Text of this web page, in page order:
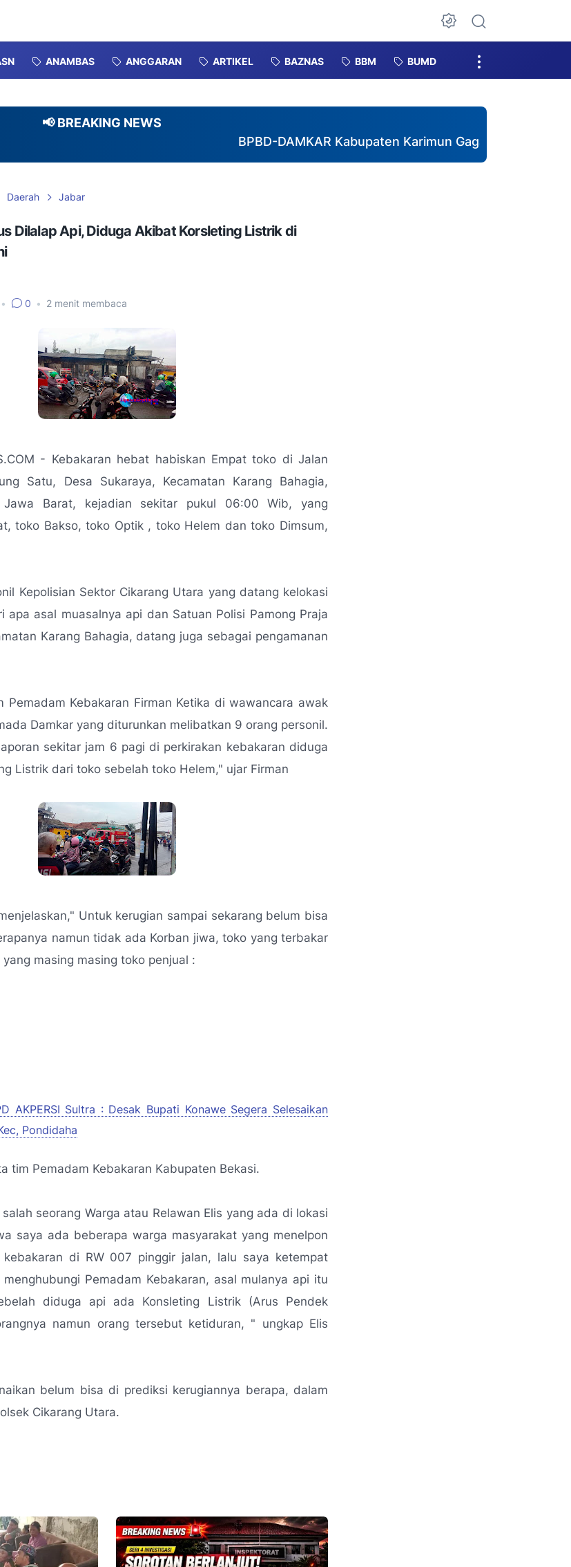
Dark Mode
ANAMBAS ANGGARAN ARTIKEL BAZNAS BBM BUMD
📢 BREAKING NEWS
BPBD-DAMKAR Kabupaten Karimun Gagas Pembentukan
Daerah Jabar
Dilalap Api, Diduga Akibat Korsleting Listrik di
• 0 • 2 menit membaca
- Kebakaran hebat habiskan Empat toko di Jalan
Satu, Desa Sukaraya, Kecamatan Karang Bahagia,
Jawa Barat, kejadian sekitar pukul 06:00 Wib, yang
toko Bakso, toko Optik , toko Helem dan toko Dimsum,
Kepolisian Sektor Cikarang Utara yang datang kelokasi
apa asal muasalnya api dan Satuan Polisi Pamong Praja
Karang Bahagia, datang juga sebagai pengamanan
Pemadam Kebakaran Firman Ketika di wawancara awak
Damkar yang diturunkan melibatkan 9 orang personil.
sekitar jam 6 pagi di perkirakan kebakaran diduga
Listrik dari toko sebelah toko Helem," ujar Firman
Untuk kerugian sampai sekarang belum bisa
namun tidak ada Korban jiwa, toko yang terbakar
masing masing toko penjual :
AKPERSI Sultra : Desak Bupati Konawe Segera Selesaikan
Pondidaha
tim Pemadam Kebakaran Kabupaten Bekasi.
seorang Warga atau Relawan Elis yang ada di lokasi
saya ada beberapa warga masyarakat yang menelpon
di RW 007 pinggir jalan, lalu saya ketempat
Pemadam Kebakaran, asal mulanya api itu
diduga api ada Konsleting Listrik (Arus Pendek
namun orang tersebut ketiduran, " ungkap Elis
belum bisa di prediksi kerugiannya berapa, dalam
Cikarang Utara.